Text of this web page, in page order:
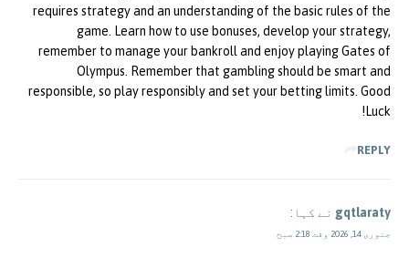
requires strategy and an understanding of the basic rules of the
game. Learn how to use bonuses, develop your strategy,
remember to manage your bankroll and enjoy playing Gates of
Olympus. Remember that gambling should be smart and
responsible, so play responsibly and set your betting limits. Good
Luck!
REPLY
gqtlaraty نے کہا:
جنوری 14, 2026 وقت 2:18 صبح